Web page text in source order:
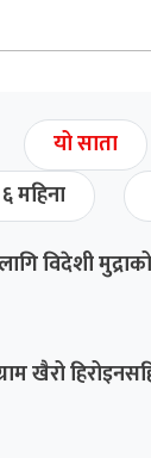
यो साता
६ महिना
विदेशी
खैरो